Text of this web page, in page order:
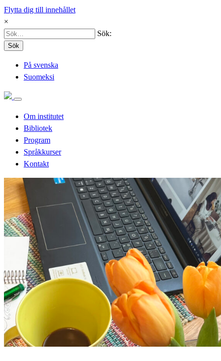
Flytta dig till innehållet
×
Sök:
Sök
På svenska
Suomeksi
Om institutet
Bibliotek
Program
Språkkurser
Kontakt